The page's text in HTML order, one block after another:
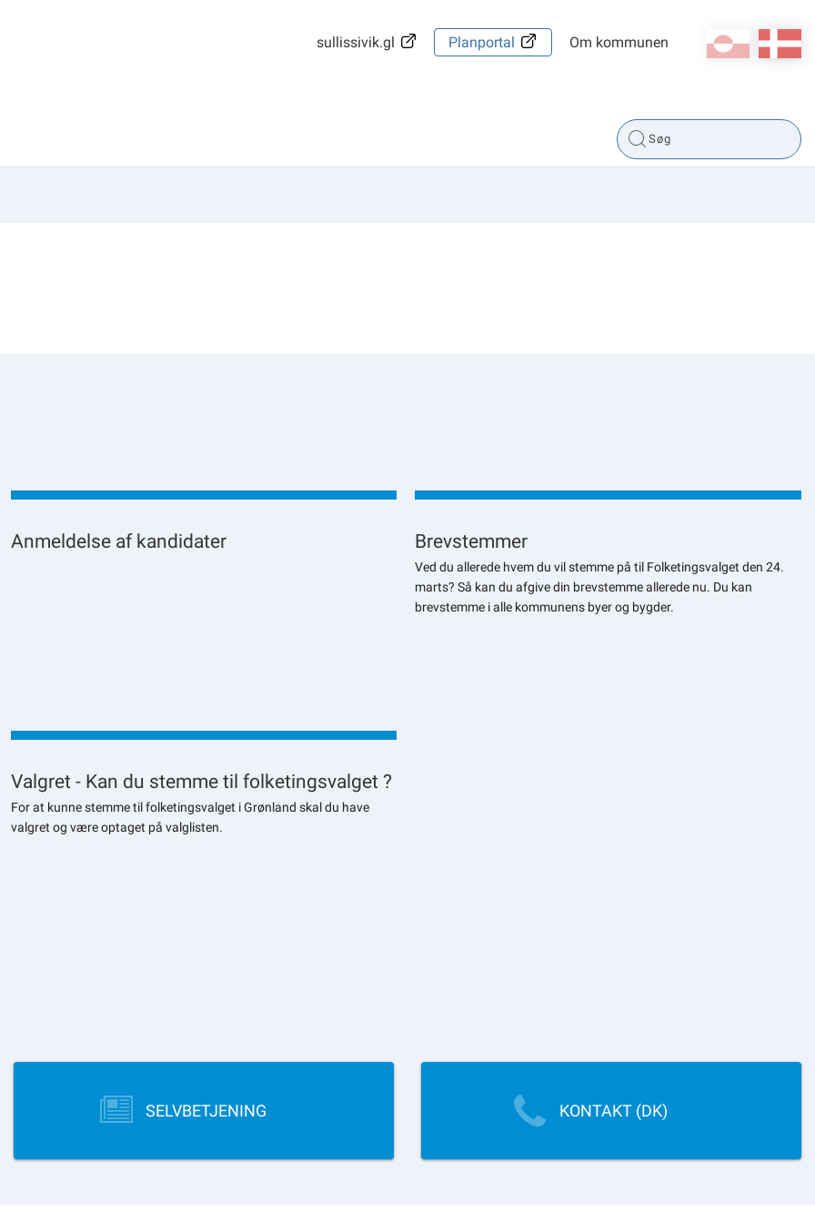
kl-GL
sullissivik.gl Planportal Om kommunen
Anmeldelse af kandidater Brevstemmer
Ved du allerede hvem du vil stemme på til Folketingsvalget den 24.
marts? Så kan du afgive din brevstemme allerede nu. Du kan
brevstemme i alle kommunens byer og bygder.
Valgret - Kan du stemme til folketingsvalget ?
For at kunne stemme til folketingsvalget i Grønland skal du have
valgret og være optaget på valglisten.
SELVBETJENING KONTAKT (DK)